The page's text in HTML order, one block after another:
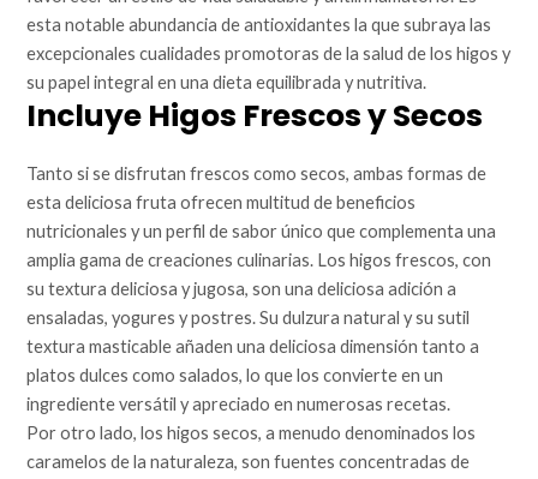
esta notable abundancia de antioxidantes la que subraya las
excepcionales cualidades promotoras de la salud de los higos y
su papel integral en una dieta equilibrada y nutritiva.
Incluye Higos Frescos y Secos
Tanto si se disfrutan frescos como secos, ambas formas de
esta deliciosa fruta ofrecen multitud de beneficios
nutricionales y un perfil de sabor único que complementa una
amplia gama de creaciones culinarias. Los higos frescos, con
su textura deliciosa y jugosa, son una deliciosa adición a
ensaladas, yogures y postres. Su dulzura natural y su sutil
textura masticable añaden una deliciosa dimensión tanto a
platos dulces como salados, lo que los convierte en un
ingrediente versátil y apreciado en numerosas recetas.
Por otro lado, los higos secos, a menudo denominados los
caramelos de la naturaleza, son fuentes concentradas de